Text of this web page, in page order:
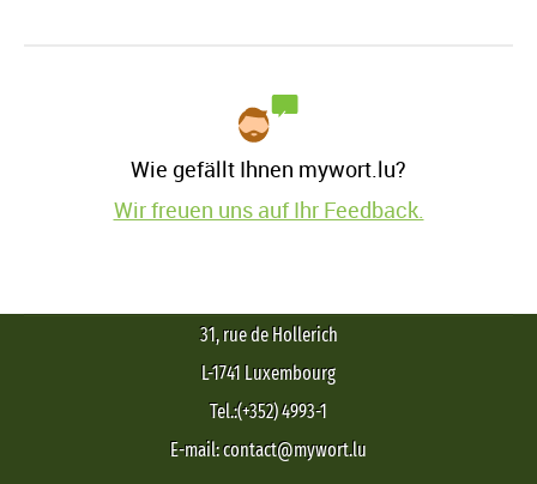
Wie gefällt Ihnen mywort.lu?
Wir freuen uns auf Ihr Feedback.
31, rue de Hollerich
L-1741 Luxembourg
Tel.:(+352) 4993-1
E-mail: contact@mywort.lu